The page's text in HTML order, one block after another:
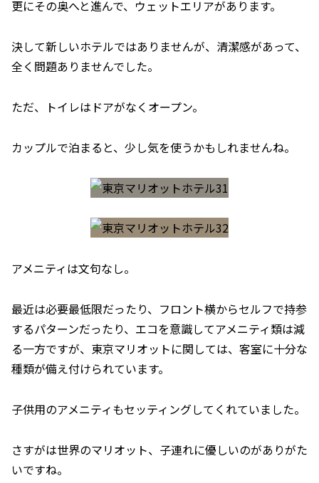
更にその奥へと進んで、ウェットエリアがあります。
決して新しいホテルではありませんが、清潔感があって、
全く問題ありませんでした。
ただ、トイレはドアがなくオープン。
カップルで泊まると、少し気を使うかもしれませんね。
アメニティは文句なし。
最近は必要最低限だったり、フロント横からセルフで持参
するパターンだったり、エコを意識してアメニティ類は減
る一方ですが、東京マリオットに関しては、客室に十分な
種類が備え付けられています。
子供用のアメニティもセッティングしてくれていました。
さすがは世界のマリオット、子連れに優しいのがありがた
いですね。